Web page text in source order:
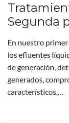
Segunda
En nuestro
los efluentes
de generación,
generados,
característicos,…